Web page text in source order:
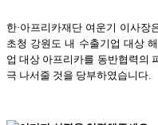
한·아프리카재단 여운기 이사장
초청 강원도 내 수출기업 대상
업 대상 아프리카를 동반협력의
극 나서줄 것을 당부하였습니다.